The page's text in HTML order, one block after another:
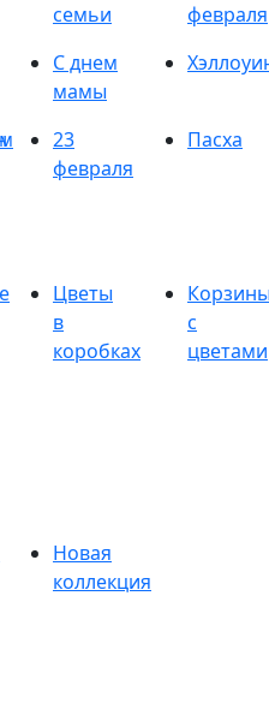
семьи
февраля
С днем
мамы
23
февраля
Пасха
Цветы
в
коробках
с
цветами
Новая
коллекция